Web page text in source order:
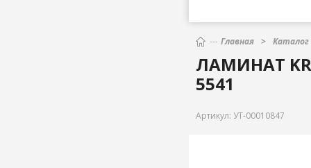
Главная Каталог
ЛАМИНАТ
5541
Артикул: УТ-00010847